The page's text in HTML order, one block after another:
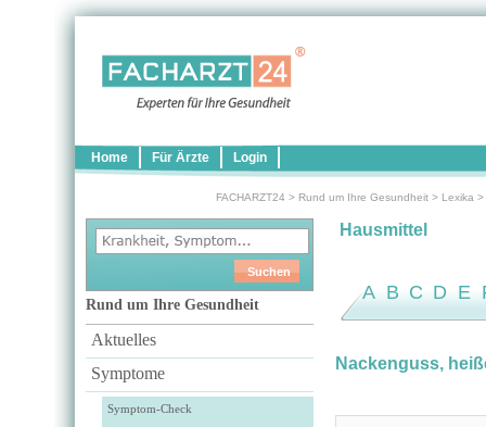
Home Für Ärzte Login
FACHARZT24 > Rund um Ihre Gesundheit > Lexika >
Rund um Ihre Gesundheit
Aktuelles
Symptome
Symptom-Check
Hausmittel
A B C D E
Nackenguss,